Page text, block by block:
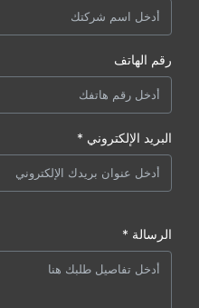
رقم الهاتف
البريد الإلكتروني *
الرسالة *